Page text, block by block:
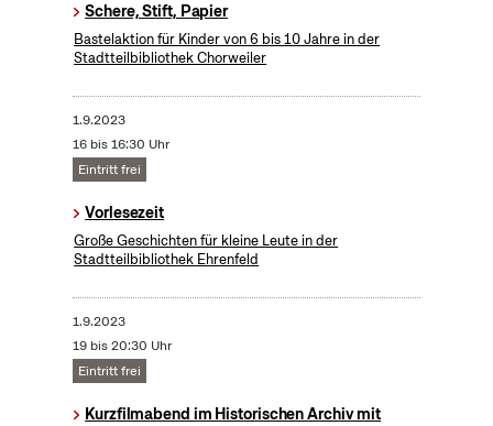
Schere, Stift, Papier
Bastelaktion für Kinder von 6 bis 10 Jahre in der
Stadtteilbibliothek Chorweiler
1.9.2023
16 bis 16:30 Uhr
Eintritt frei
Vorlesezeit
Große Geschichten für kleine Leute in der
Stadtteilbibliothek Ehrenfeld
1.9.2023
19 bis 20:30 Uhr
Eintritt frei
Kurzfilmabend im Historischen Archiv mit